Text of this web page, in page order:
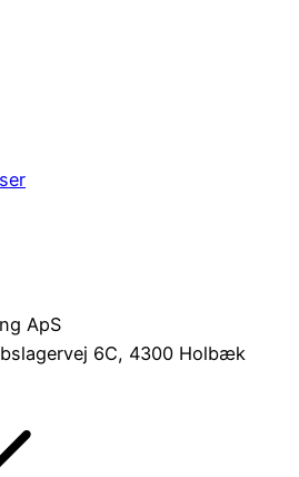
ApS
6C, 4300 Holbæk